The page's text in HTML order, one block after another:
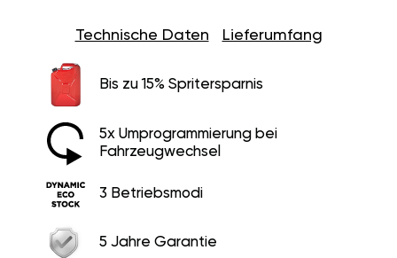
Technische Daten Lieferumfang
Bis zu 15% Spritersparnis
5x Umprogrammierung bei
Fahrzeugwechsel
3 Betriebsmodi
5 Jahre Garantie